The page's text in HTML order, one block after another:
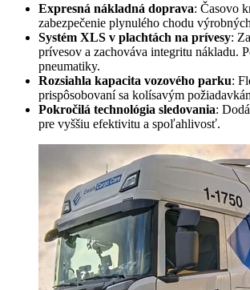
Expresná nákladná doprava: Časovo
zabezpečenie plynulého chodu
Systém XLS v plachtách na prívesy:
prívesov a zachováva integritu nákladu.
pneumatiky.
Rozsiahla kapacita vozového parku:
prispôsobovaní sa kolísavým
Pokročilá technológia sledovania:
pre vyššiu efektivitu a spoľahlivosť.